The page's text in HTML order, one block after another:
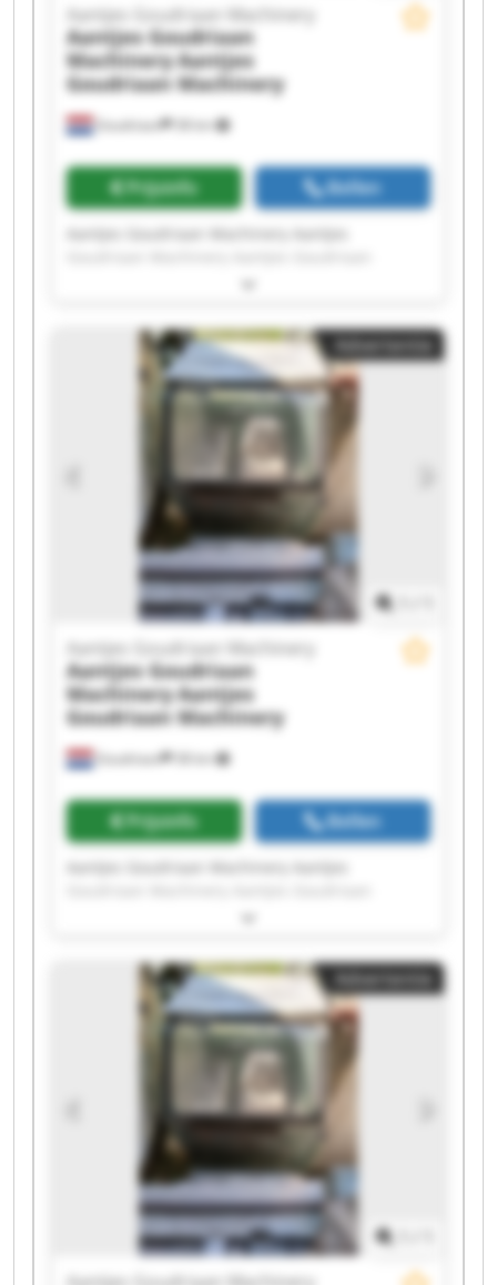
Goudriaan 38 km
Aantjes Goudriaan Machinery
Aantjes Goudriaan
MachineryAantjes
Goudriaan Machinery
Prijsinfo Bellen
Aantjes Goudriaan Machinery Aantjes
Machinery Aantjes Goudriaan Machinery
Goudriaan Machinery Aantjes Goudriaan
Machinery Aantjes Goudriaan Machinery
Aantjes Goudriaan Machinery Aantjes
Goudriaan Machinery Aantjes Goudriaan
Machinery Aantjes Goudriaan Machinery
Aantjes Goudriaan Machinery Aantjes
Goudriaan Machinery Aantjes Goudriaan
Machinery Aantjes Goudriaan Machinery
Aantjes Goudriaan Machinery Aantjes
Goudriaan Machinery Aantjes Goudriaan
Machinery Aantjes Goudriaan Machinery
Advertentie
Goudriaan 38 km
Aantjes Goudriaan Machinery
Aantjes Goudriaan
MachineryAantjes
Goudriaan Machinery
Prijsinfo Bellen
Aantjes Goudriaan Machinery Aantjes
Machinery Aantjes Goudriaan Machinery
Goudriaan Machinery Aantjes Goudriaan
Machinery Aantjes Goudriaan Machinery
Aantjes Goudriaan Machinery Aantjes
Goudriaan Machinery Aantjes Goudriaan
Machinery Aantjes Goudriaan Machinery
Aantjes Goudriaan Machinery Aantjes
Goudriaan Machinery Aantjes Goudriaan
Machinery Aantjes Goudriaan Machinery
Aantjes Goudriaan Machinery Aantjes
Goudriaan Machinery Aantjes Goudriaan
Machinery Aantjes Goudriaan Machinery
Advertentie